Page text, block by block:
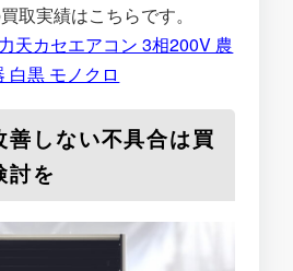
取実績はこちらです。
天カセエアコン 3相200V 農
白黒 モノクロ
善しない不具合は買
討を